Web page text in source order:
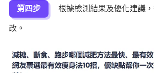
第四步
根據檢測結果及優化建議
改。